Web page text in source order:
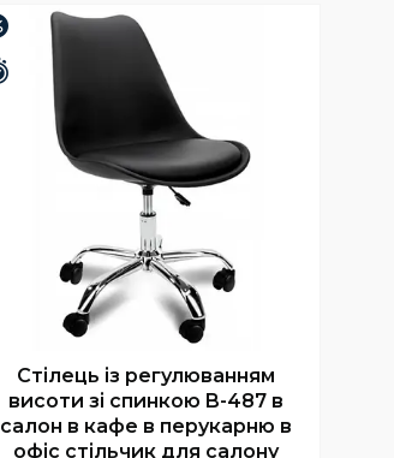
Купити
–28%
Залишилось 25 днів
Стілець із регулюванням
висоти зі спинкою B-487 в
салон в кафе в перукарню в
офіс стільчик для салону